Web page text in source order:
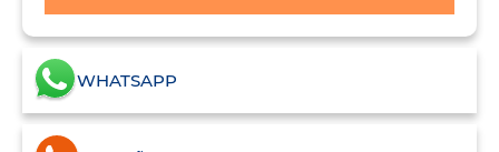
WHATSAPP